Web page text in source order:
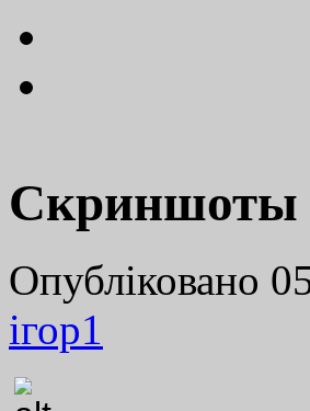
Скриншоты
Опубліковано
ігор1